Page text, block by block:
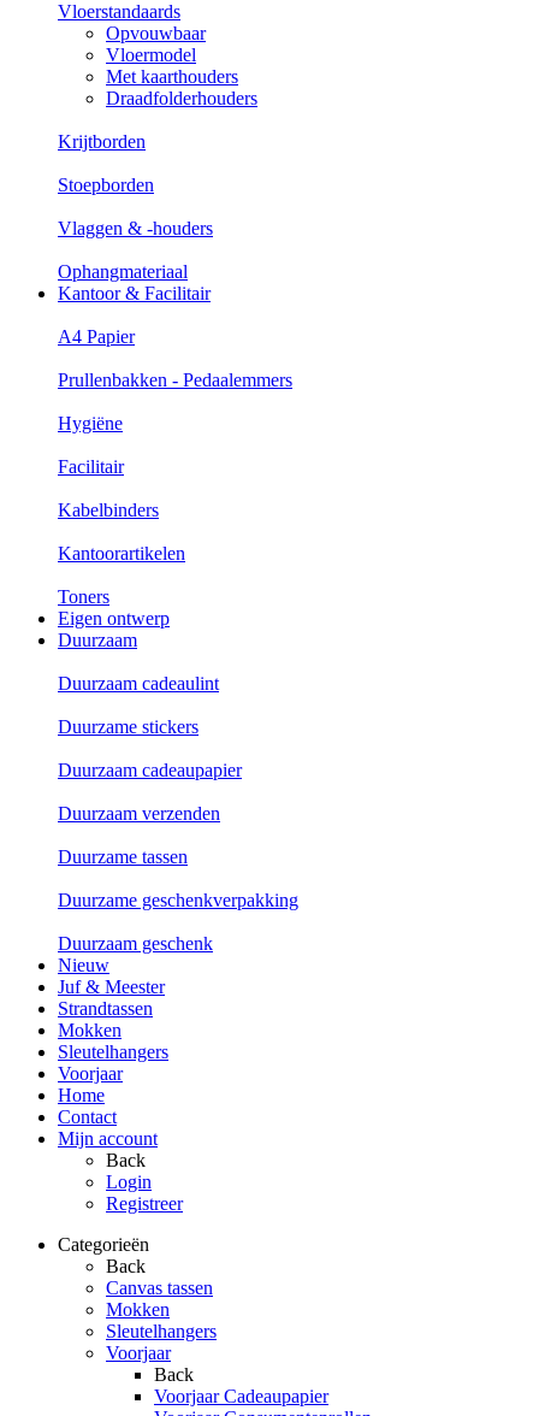
Vloerstandaards
Opvouwbaar
Vloermodel
Met kaarthouders
Draadfolderhouders
Krijtborden
Stoepborden
Vlaggen & -houders
Ophangmateriaal
Kantoor & Facilitair
A4 Papier
Prullenbakken - Pedaalemmers
Hygiëne
Facilitair
Kabelbinders
Kantoorartikelen
Toners
Eigen ontwerp
Duurzaam
Duurzaam cadeaulint
Duurzame stickers
Duurzaam cadeaupapier
Duurzaam verzenden
Duurzame tassen
Duurzame geschenkverpakking
Duurzaam geschenk
Nieuw
Juf & Meester
Strandtassen
Mokken
Sleutelhangers
Voorjaar
Home
Contact
Mijn account
Back
Login
Registreer
Categorieën
Back
Canvas tassen
Mokken
Sleutelhangers
Voorjaar
Back
Voorjaar Cadeaupapier